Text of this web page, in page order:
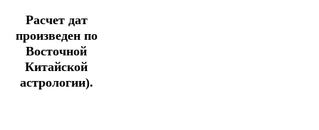
Расчет дат
произведен по
Восточной
Китайской
астрологии).